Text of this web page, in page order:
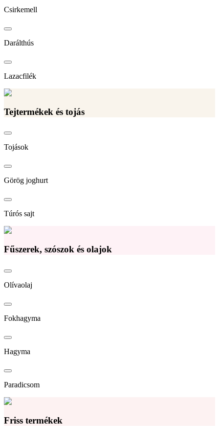
Csirkemell
Darálthús
Lazacfilék
Tejtermékek és tojás
Tojások
Görög joghurt
Túrós sajt
Fűszerek, szószok és olajok
Olívaolaj
Fokhagyma
Hagyma
Paradicsom
Friss termékek